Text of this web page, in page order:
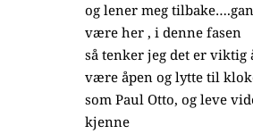
og lener meg
være her , i denne fasen
så tenker jeg det er viktig
være åpen og lytte til
som Paul Otto, og leve
kjenne